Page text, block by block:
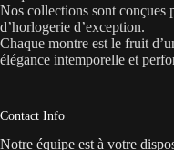
Nos collections sont conçues
d’horlogerie d’exception.
Chaque montre est le fruit
élégance intemporelle et
Contact Info
Notre équipe est à votre